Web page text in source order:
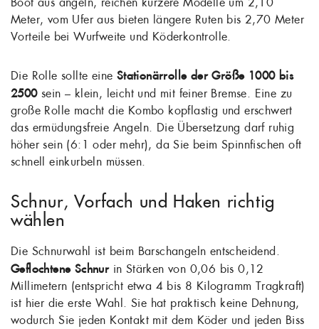
Meter, vom Ufer aus bieten längere Ruten bis 2,70 Meter
Vorteile bei Wurfweite und Köderkontrolle.
Die Rolle sollte eine Stationärrolle der Größe 1000 bis
2500sein – klein, leicht und mit feiner Bremse. Eine zu
große Rolle macht die Kombo kopflastig und erschwert
das ermüdungsfreie Angeln. Die Übersetzung darf ruhig
höher sein (6:1 oder mehr), da Sie beim Spinnfischen oft
schnell einkurbeln müssen.
Schnur, Vorfach und Haken richtig
wählen
Die Schnurwahl ist beim Barschangeln entscheidend.
Geflochtene Schnurin Stärken von 0,06 bis 0,12
Millimetern (entspricht etwa 4 bis 8 Kilogramm Tragkraft)
ist hier die erste Wahl. Sie hat praktisch keine Dehnung,
wodurch Sie jeden Kontakt mit dem Köder und jeden Biss